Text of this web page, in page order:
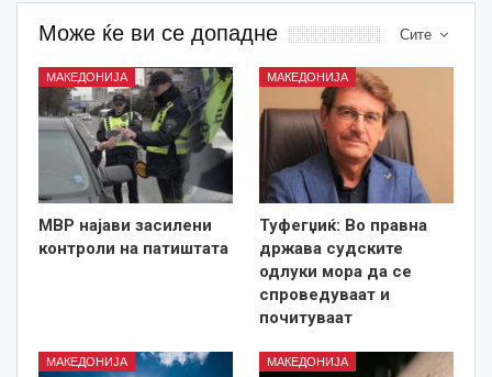
Сите
Може ќе ви се допадне
МАКЕДОНИЈА
МВР најави засилени
контроли на патиштата
МАКЕДОНИЈА
Туфегџиќ: Во правна
држава судските
одлуки мора да се
спроведуваат и
почитуваат
МАКЕДОНИЈА МАКЕДОНИЈА